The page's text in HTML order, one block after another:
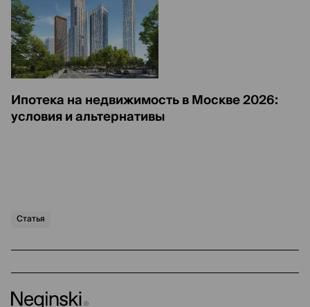
Ипотека на недвижимость в Москве 2026:
условия и альтернативы
Статья